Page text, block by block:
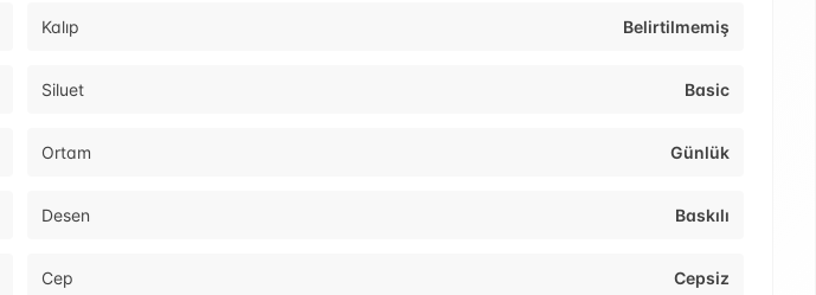
Kalıp Belirtilmemiş
Siluet Basic
Ortam Günlük
Desen Baskılı
Cep Cepsiz